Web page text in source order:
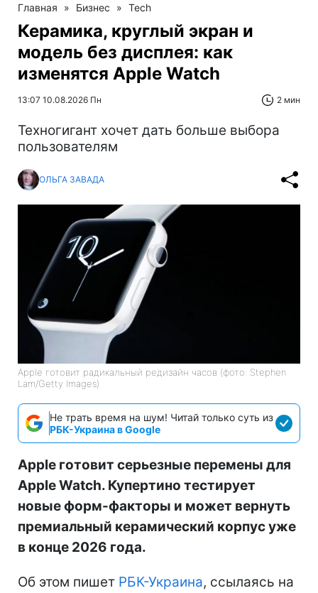
Главная » Бизнес » Tech
Керамика, круглый экран и
модель без дисплея: как
изменятся Apple Watch
13:07 10.08.2026 Пн 2 мин
Техногигант хочет дать больше выбора
пользователям
ОЛЬГА ЗАВАДА
Apple готовит радикальный редизайн часов (фото: Stephen
Lam/Getty Images)
Не трать время на шум! Читай только суть из
РБК-Украина в Google
Apple готовит серьезные перемены для
Apple Watch. Купертино тестирует
новые форм-факторы и может вернуть
премиальный керамический корпус уже
в конце 2026 года.
Об этом пишет РБК-Украина, ссылаясь на